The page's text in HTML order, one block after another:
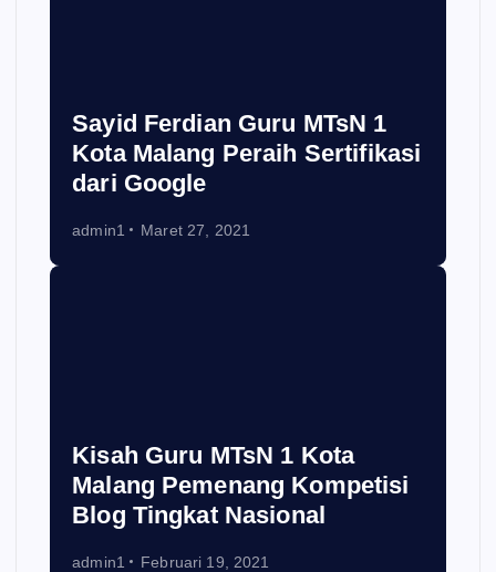
Sayid Ferdian Guru MTsN 1
Kota Malang Peraih Sertifikasi
dari Google
admin1 Maret 27, 2021
Kisah Guru MTsN 1 Kota
Malang Pemenang Kompetisi
Blog Tingkat Nasional
admin1 Februari 19, 2021